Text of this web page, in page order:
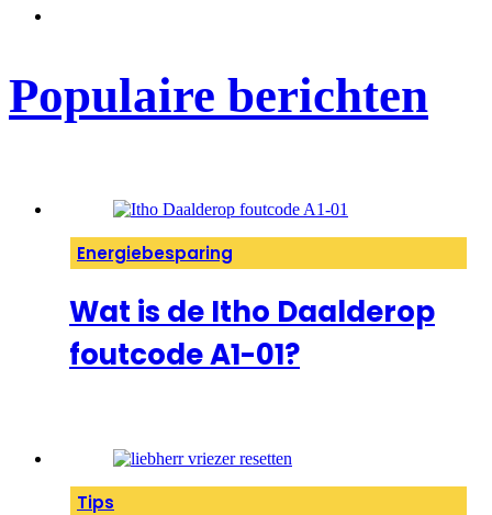
Populaire berichten
Energiebesparing
Wat is de Itho Daalderop
foutcode A1-01?
Tips